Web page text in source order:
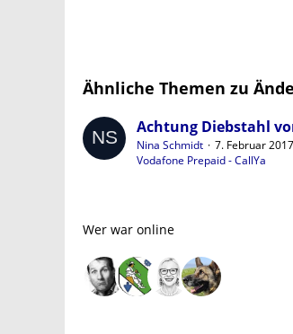
Ähnliche Themen zu
Nina Schmidt
7. Februar
Vodafone Prepaid - CallYa
Wer war online